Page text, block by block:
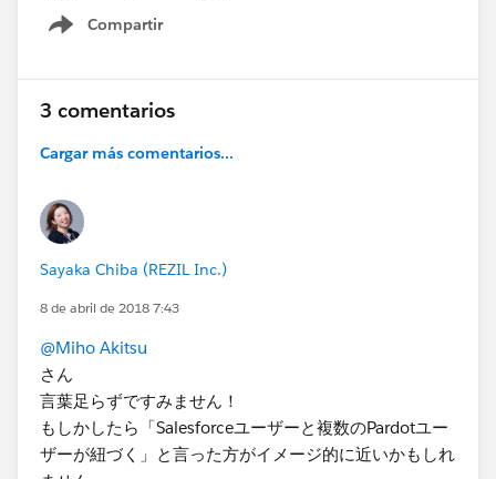
Compartir
Show menu
3 comentarios
Cargar más comentarios...
Sayaka Chiba (REZIL Inc.)
8 de abril de 2018 7:43
@Miho Akitsu
さん
言葉足らずですみません！
もしかしたら「Salesforceユーザーと複数のPardotユー
ザーが紐づく」と言った方がイメージ的に近いかもしれ